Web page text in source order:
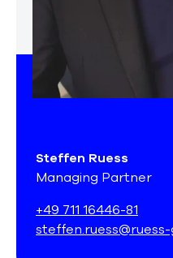
Steffen Ruess
Managing Partner
+49 711 16446-81